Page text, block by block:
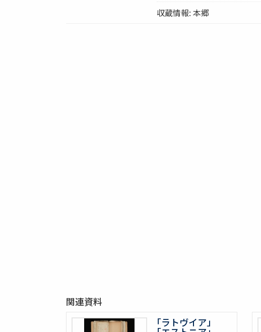
収蔵情報: 本郷
関連資料
「ラトヴイア」